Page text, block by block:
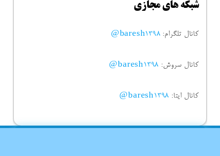
شبکه های مجازی
کانال تلگرام: baresh1398@
کانال سروش: baresh1398@
کانال ایتا: baresh1398@